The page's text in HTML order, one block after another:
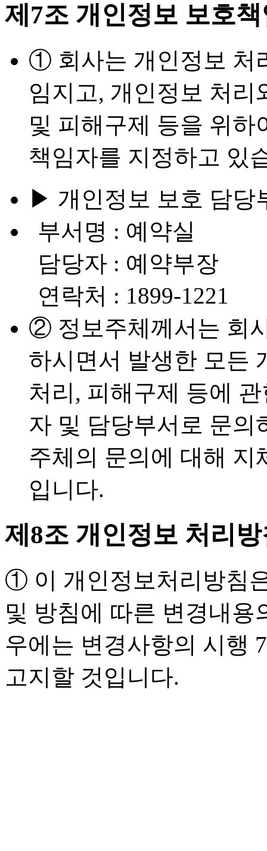
제7조 개인정보 보호
① 회사는 개인정보 처
임지고, 개인정보 처
및 피해구제 등을 위
책임자를 지정하고 있
▶ 개인정보 보호 담당
부서명 : 예약실
담당자 : 예약부장
연락처 : 1899-1221
② 정보주체께서는 회
하시면서 발생한 모든
처리, 피해구제 등에
자 및 담당부서로 문의
주체의 문의에 대해 지
입니다.
제8조 개인정보 처리
① 이 개인정보처리방침
및 방침에 따른 변경내용
우에는 변경사항의 시행
고지할 것입니다.